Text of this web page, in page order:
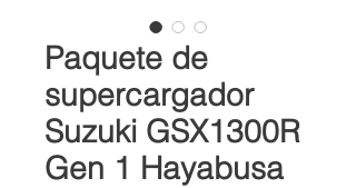
Paquete de
supercargador
Suzuki GSX1300R
Gen 1 Hayabusa